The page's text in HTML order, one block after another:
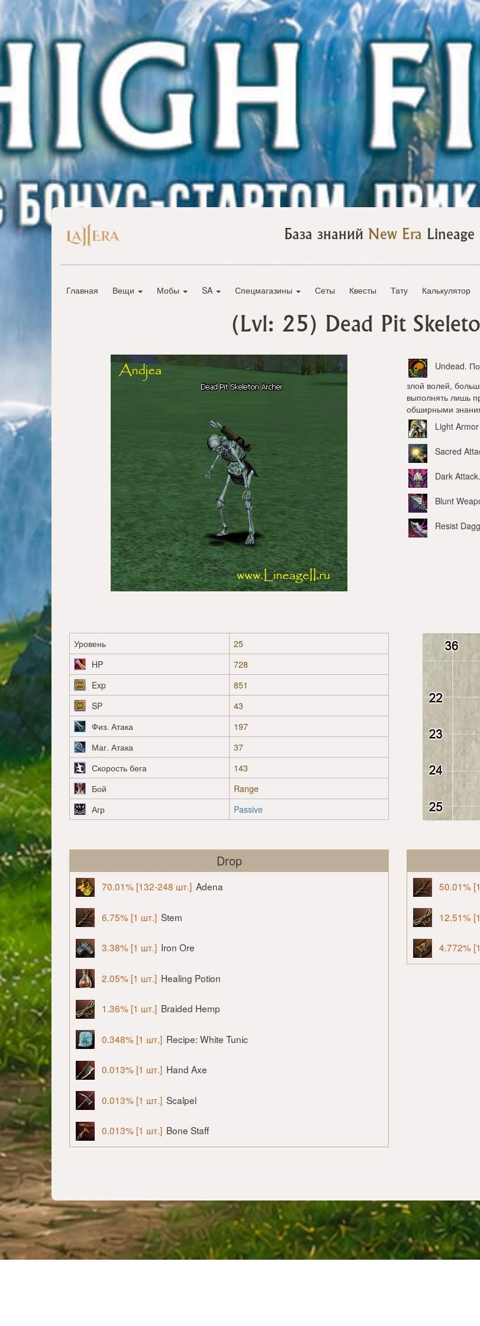
База знаний New Era
Главная Вещи Мобы SA Спецмагазины Сеты Квесты Тату Калькулятор
(Lvl: 25) Dead Pit
Undead.
злой волей,
выполнять лишь
обширными
Light
Sacred
Dark Attack
Blunt
Resist
Уровень
25
HP
728
Exp
851
SP
43
Физ. Атака
197
Маг. Атака
37
Скорость бега
143
Бой
Range
Агр
Passive
Drop
70.01% [132-248 шт.] Adena
6.75% [1 шт.] Stem
3.38% [1 шт.] Iron Ore
2.05% [1 шт.] Healing Potion
1.36% [1 шт.] Braided Hemp
0.348% [1 шт.] Recipe: White Tunic
0.013% [1 шт.] Hand Axe
0.013% [1 шт.] Scalpel
0.013% [1 шт.] Bone Staff
50.01%
12.51%
4.772%